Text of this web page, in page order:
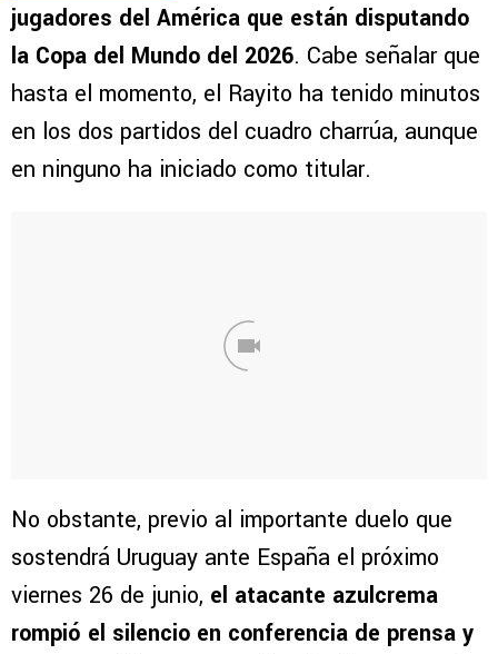
jugadores del América que están disputando
la Copa del Mundo del 2026. Cabe señalar que
hasta el momento, el Rayito ha tenido minutos
en los dos partidos del cuadro charrúa, aunque
en ninguno ha iniciado como titular.
No obstante, previo al importante duelo que
sostendrá Uruguay ante España el próximo
viernes 26 de junio, el atacante azulcrema
rompió el silencio en conferencia de prensa y